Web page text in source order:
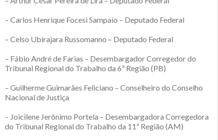
– Carlos Henrique Focesi Sampaio – Deputado Federal
– Celso Ubirajara Russomanno – Deputado Federal
– Fábio André de Farias – Desembargador Corregedor do
Tribunal Regional do Trabalho da 6ª Região (PB)
– Guilherme Guimarães Feliciano – Conselheiro do Conselho
Nacional de Justiça
– Joicilene Jerônimo Portela – Desembargadora Corregedora
do Tribunal Regional do Trabalho da 11ª Região (AM)